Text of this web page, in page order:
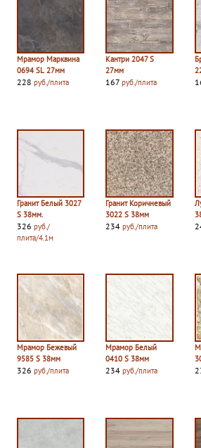
Мрамор Марквина
0694 SL 27мм
228 руб./плита
Кантри 2047 S
27мм
167руб./плита
Гранит Белый 3027
S 38мм.
326 руб./
плита/4.1м
Гранит Коричневый
3022 S 38мм
234руб./плита
Мрамор Бежевый
9585 S 38мм
326 руб./плита
Мрамор Белый
0410 S 38мм
234руб./плита